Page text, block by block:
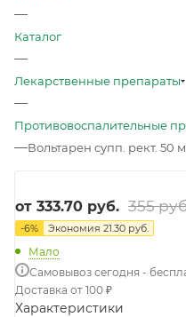
—
Каталог
—
Лекарственные препараты
—
Противовоспалительные
—Вольтарен супп. рект. 50
от 333.70 руб. 355
-6% Экономия 21.30 руб.
Мало
Самовывоз сегодня -
Доставка от 100 ₽
Характеристики